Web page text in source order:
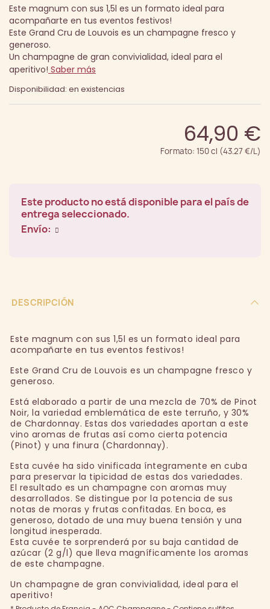
Este magnum con sus 1,5l es un formato ideal para
acompañarte en tus eventos festivos!
Este Grand Cru de Louvois es un champagne fresco y
generoso.
Un champagne de gran convivialidad, ideal para el
aperitivo! Saber más
Disponibilidad: en existencias
64,90 €
Formato: 150 cl (43.27 €/L)
Este producto no está disponible para el país de
entrega seleccionado.
Envío:
DESCRIPCIÓN
Este magnum con sus 1,5l es un formato ideal para
acompañarte en tus eventos festivos!
Este Grand Cru de Louvois es un champagne fresco y
generoso.
Está elaborado a partir de una mezcla de 70% de Pinot
Noir, la variedad emblemática de este terruño, y 30%
de Chardonnay. Estas dos variedades aportan a este
vino aromas de frutas así como cierta potencia
(Pinot) y una finura (Chardonnay).
Esta cuvée ha sido vinificada íntegramente en cuba
para preservar la tipicidad de estas dos variedades.
El resultado es un champagne con aromas muy
desarrollados. Se distingue por la potencia de sus
notas de moras y frutas confitadas. En boca, es
generoso, dotado de una muy buena tensión y una
longitud inesperada.
Esta cuvée te sorprenderá por su baja cantidad de
azúcar (2 g/l) que lleva magníficamente los aromas
de este champagne.
Un champagne de gran convivialidad, ideal para el
aperitivo!